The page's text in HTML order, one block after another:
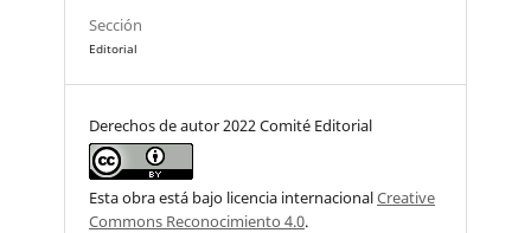
Sección
Editorial
Derechos de autor 2022 Comité Editorial
Esta obra está bajo licencia internacionalCreative
Commons Reconocimiento 4.0.